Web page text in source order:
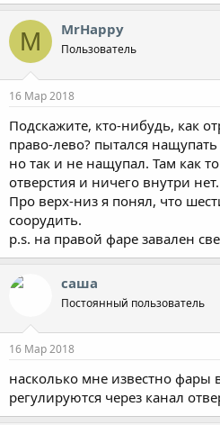
M MrHappy
Пользователь
16 Мар 2018
Подскажите, кто-нибудь, как
право-лево? пытался
но так и не нащупал. Там как
отверстия и ничего внутри
Про верх-низ я понял, что
соорудить.
p.s. на правой фаре завален
саша
Постоянный пользователь
16 Мар 2018
насколько мне известно фары
регулируются через канал